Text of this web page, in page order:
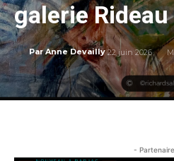
galerie Rideau
Par Anne Devailly 22 juin 2026
-